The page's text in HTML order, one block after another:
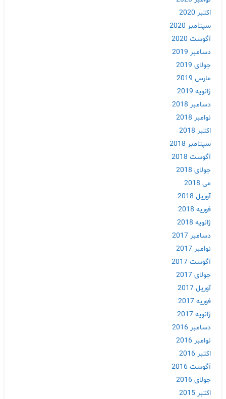
اکتبر 2020
سپتامبر 2020
آگوست 2020
دسامبر 2019
جولای 2019
مارس 2019
ژانویه 2019
دسامبر 2018
نوامبر 2018
اکتبر 2018
سپتامبر 2018
آگوست 2018
جولای 2018
می 2018
آوریل 2018
فوریه 2018
ژانویه 2018
دسامبر 2017
نوامبر 2017
آگوست 2017
جولای 2017
آوریل 2017
فوریه 2017
ژانویه 2017
دسامبر 2016
نوامبر 2016
اکتبر 2016
آگوست 2016
جولای 2016
اکتبر 2015